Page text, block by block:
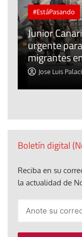
#EstáPasando
Junior
urgente
migrantes
Jose Luis
Boletín digital
Reciba en su
la actualidad de